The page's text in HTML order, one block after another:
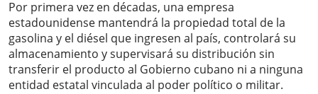
Por primera vez en décadas, una empresa
estadounidense mantendrá la propiedad total de la
gasolina y el diésel que ingresen al país, controlará su
almacenamiento y supervisará su distribución sin
transferir el producto al Gobierno cubano ni a ninguna
entidad estatal vinculada al poder político o militar.